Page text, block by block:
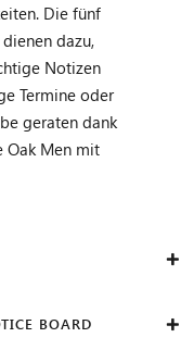
Die fünf
dazu,
Notizen
Termine oder
geraten dank
Oak Men mit
BOARD